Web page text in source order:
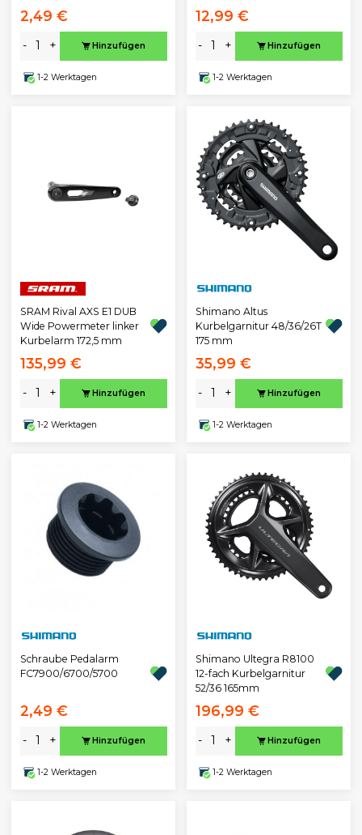
2,49 €
- + Hinzufügen
1-2 Werktagen
12,99 €
- + Hinzufügen
1-2 Werktagen
SRAM Rival AXS E1 DUB
Wide Powermeter linker
Kurbelarm 172,5 mm
135,99 €
- + Hinzufügen
1-2 Werktagen
Shimano Altus
Kurbelgarnitur 48/36/26T
175 mm
35,99 €
- + Hinzufügen
1-2 Werktagen
Schraube Pedalarm
FC7900/6700/5700
2,49 €
- + Hinzufügen
1-2 Werktagen
Shimano Ultegra R8100
12-fach Kurbelgarnitur
52/36 165mm
196,99 €
- + Hinzufügen
1-2 Werktagen